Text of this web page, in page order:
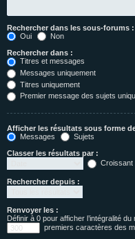
Rechercher dans les sous-forums :
Oui
Non
Rechercher dans :
Titres et messages
Messages uniquement
Titres uniquement
Premier message des sujets
Afficher les résultats sous forme
Messages
Sujets
Classer les résultats par :
Croissant
Rechercher depuis :
Renvoyer les :
Définir à 0 pour afficher l’intégralité du
premiers caractères des